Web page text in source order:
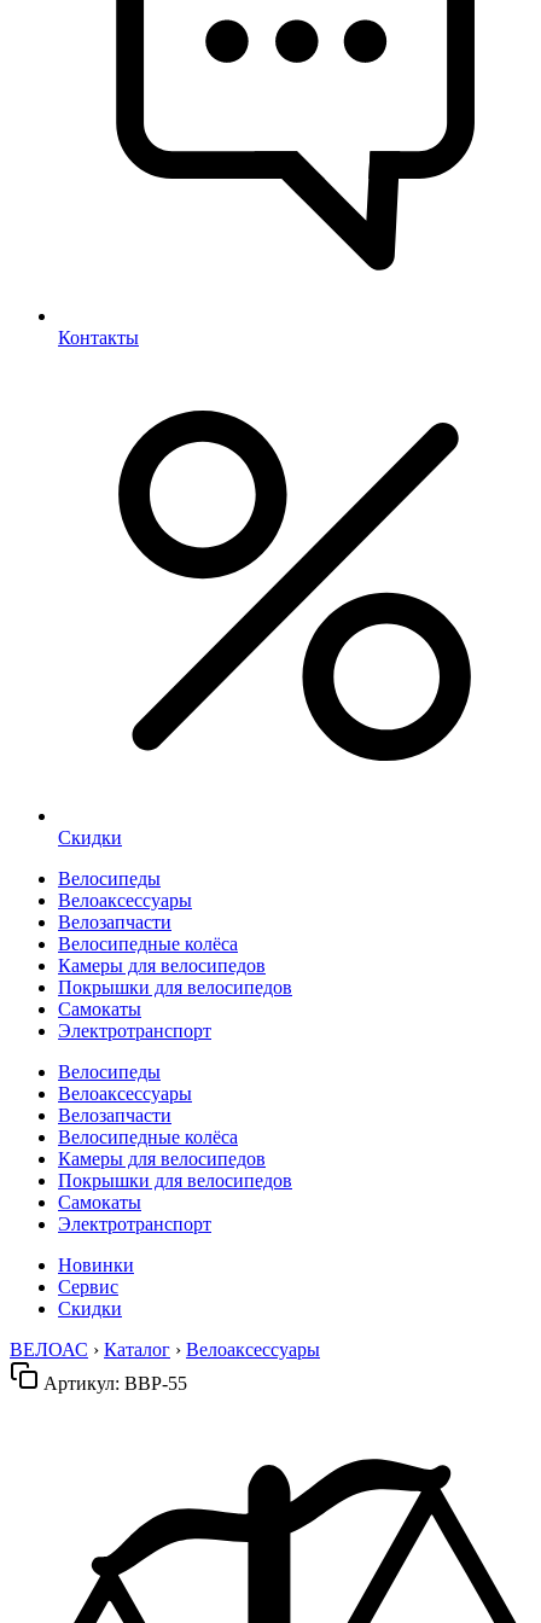
Контакты
Скидки
Велосипеды
Велоаксессуары
Велозапчасти
Велосипедные колёса
Камеры для велосипедов
Покрышки для велосипедов
Самокаты
Электротранспорт
Велосипеды
Велоаксессуары
Велозапчасти
Велосипедные колёса
Камеры для велосипедов
Покрышки для велосипедов
Самокаты
Электротранспорт
Новинки
Сервис
Скидки
ВЕЛОАС › Каталог › Велоаксессуары
Артикул: BBP-55